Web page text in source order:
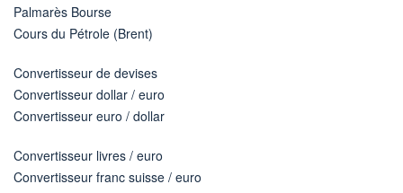
Palmarès Bourse
Cours du Pétrole (Brent)
Convertisseur de devises
Convertisseur dollar / euro
Convertisseur euro / dollar
Convertisseur livres / euro
Convertisseur franc suisse / euro